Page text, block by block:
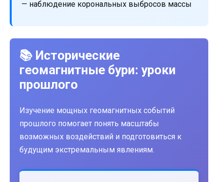
— наблюдение корональных выбросов массы
📚 Исторические
геомагнитные бури: уроки
прошлого
Изучение мощных геомагнитных событий
прошлого помогает понять масштабы
возможных воздействий и подготовиться к
будущим экстремальным явлениям.